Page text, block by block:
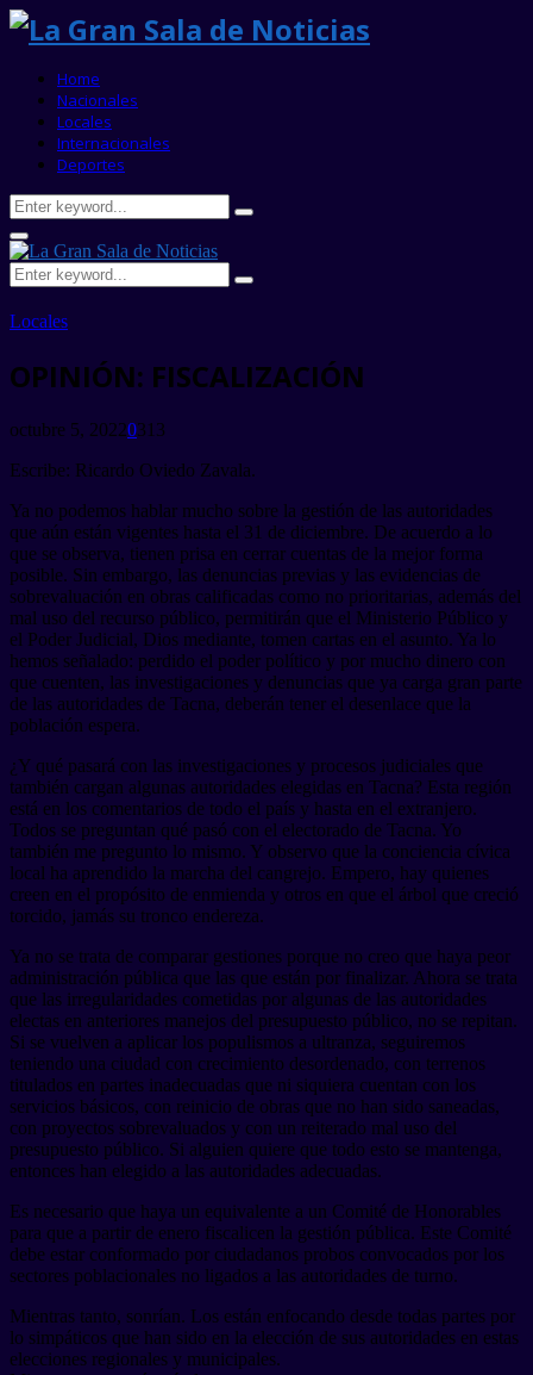
Home
Nacionales
Locales
Internacionales
Deportes
Search
for:
Search
Primary
Menu
Search
for:
Search
Locales
OPINIÓN: FISCALIZACIÓN
octubre 5, 20220313
Escribe: Ricardo Oviedo Zavala.
Ya no podemos hablar mucho sobre la gestión de las autoridades
que aún están vigentes hasta el 31 de diciembre. De acuerdo a lo
que se observa, tienen prisa en cerrar cuentas de la mejor forma
posible. Sin embargo, las denuncias previas y las evidencias de
sobrevaluación en obras calificadas como no prioritarias, además del
mal uso del recurso público, permitirán que el Ministerio Público y
el Poder Judicial, Dios mediante, tomen cartas en el asunto. Ya lo
hemos señalado: perdido el poder político y por mucho dinero con
que cuenten, las investigaciones y denuncias que ya carga gran parte
de las autoridades de Tacna, deberán tener el desenlace que la
población espera.
¿Y qué pasará con las investigaciones y procesos judiciales que
también cargan algunas autoridades elegidas en Tacna? Esta región
está en los comentarios de todo el país y hasta en el extranjero.
Todos se preguntan qué pasó con el electorado de Tacna. Yo
también me pregunto lo mismo. Y observo que la conciencia cívica
local ha aprendido la marcha del cangrejo. Empero, hay quienes
creen en el propósito de enmienda y otros en que el árbol que creció
torcido, jamás su tronco endereza.
Ya no se trata de comparar gestiones porque no creo que haya peor
administración pública que las que están por finalizar. Ahora se trata
que las irregularidades cometidas por algunas de las autoridades
electas en anteriores manejos del presupuesto público, no se repitan.
Si se vuelven a aplicar los populismos a ultranza, seguiremos
teniendo una ciudad con crecimiento desordenado, con terrenos
titulados en partes inadecuadas que ni siquiera cuentan con los
servicios básicos, con reinicio de obras que no han sido saneadas,
con proyectos sobrevaluados y con un reiterado mal uso del
presupuesto público. Si alguien quiere que todo esto se mantenga,
entonces han elegido a las autoridades adecuadas.
Es necesario que haya un equivalente a un Comité de Honorables
para que a partir de enero fiscalicen la gestión pública. Este Comité
debe estar conformado por ciudadanos probos convocados por los
sectores poblacionales no ligados a las autoridades de turno.
Mientras tanto, sonrían. Los están enfocando desde todas partes por
lo simpáticos que han sido en la elección de sus autoridades en estas
elecciones regionales y municipales.